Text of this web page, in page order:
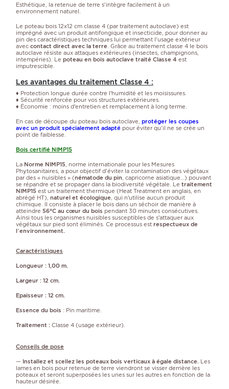
Esthétique, la retenue de terre s'intègre facilement à un
environnement naturel.
Le poteau bois 12x12 cm classe 4 (par traitement autoclave) est
imprégné avec un produit antifongique et insecticide, pour donner au
pin des caractéristiques techniques lui permettant l'usage extérieur
avec contact direct avec la terre . Grâce au traitement classe 4 le bois
autoclave résiste aux attaques extérieures (insectes, champignons,
intempéries). Le poteau en bois autoclave traité Classe 4 est
imputrescible.
Les avantages du traitement Classe 4 :
♦ Protection longue durée contre l’humidité et les moisissures.
♦ Sécurité renforcée pour vos structures extérieures.
♦ Économie : moins d’entretien et remplacement à long terme.
En cas de découpe du poteau bois autoclave, protéger les coupes
avec un produit spécialement adapté pour éviter qu'il ne se crée un
point de faiblesse.
Bois certifié NIMP15
La Norme NIMP15 , norme internationale pour les Mesures
Phytosanitaires, a pour objectif d'éviter la contamination des végétaux
par des « nuisibles » (nématode du pin , capricorne asiatique…) pouvant
se répandre et se propager dans la biodiversité végétale. Le traitement
NIMP15 est un traitement thermique (Heat Treatment en anglais, en
abrégé HT), naturel et écologique , qui n’utilise aucun produit
chimique. Il consiste à placer le bois dans un séchoir de manière à
atteindre 56°C au cœur du bois pendant 30 minutes consécutives.
Ainsi tous les organismes nuisibles susceptibles de s’attaquer aux
végétaux sur pied sont éliminés. Ce processus est respectueux de
l’environnement.
Caractéristiques
Longueur : 1,00 m.
Largeur : 12 cm.
Epaisseur : 12 cm.
Essence du bois : Pin maritime.
Traitement : Classe 4 (usage extérieur).
Conseils de pose
— Installez et scellez les poteaux bois verticaux à égale distance. Les
lames en bois pour retenue de terre viendront se visser derrière les
poteaux et seront superposées les unes sur les autres en fonction de la
hauteur désirée.